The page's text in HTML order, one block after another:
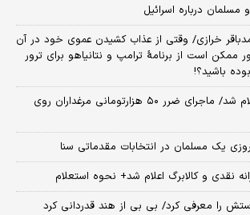
درباره اسرائیل
خرازی/ وقتی از عذاب کشیدن عموی خود در آن
ممکن است از برنامهٔ ترامپ و نتانیاهو برای ترور
باشید؟!
قیمت واقعی مرغ اعلام شد/ ماجرای ضرر ۵۰ هزارتومانی مرغداران روی
یک مسلمان در انتخابات مقدماتی سنا
نقدی و کالابرگ اعلام شد+ نحوه استعلام
را معرفی کرد/ بی بی از هند قدردانی کرد